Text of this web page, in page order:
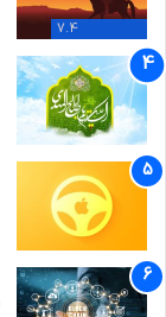
7.4